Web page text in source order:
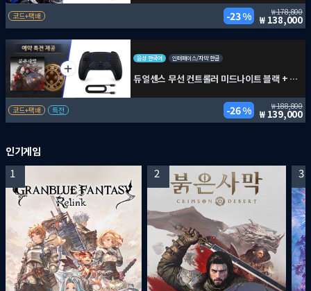
코드+택배 23 % 178,800
138,000
음성 한국어 인터페이스/자막 한글
듀얼센스 무선 컨트롤러 미드나이트 블랙 + PC용 USB 케이블 + 붉은사막
코드+택배 특전 26 % 188,800
139,000
인기게임
1 2 3